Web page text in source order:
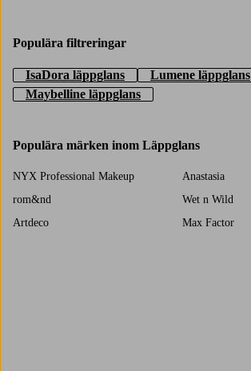
Populära filtreringar
IsaDora läppglans
Lumene läppglans
Maybelline läppglans
Populära märken inom Läppglans
NYX Professional Makeup
Anastasia
rom&nd
Wet n Wild
Artdeco
Max Factor